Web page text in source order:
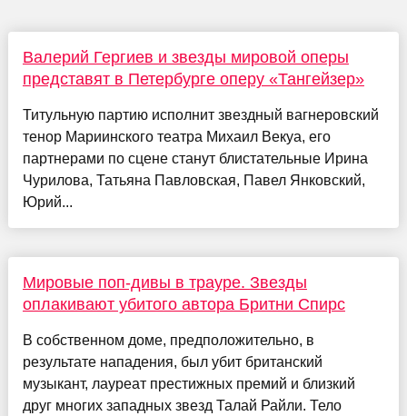
Валерий Гергиев и звезды мировой оперы
представят в Петербурге оперу «Тангейзер»
Титульную партию исполнит звездный вагнеровский
тенор Мариинского театра Михаил Векуа, его
партнерами по сцене станут блистательные Ирина
Чурилова, Татьяна Павловская, Павел Янковский,
Юрий...
Мировые поп-дивы в трауре. Звезды
оплакивают убитого автора Бритни Спирс
В собственном доме, предположительно, в
результате нападения, был убит британский
музыкант, лауреат престижных премий и близкий
друг многих западных звезд Талай Райли. Тело